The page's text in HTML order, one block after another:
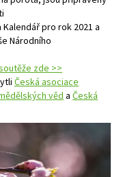
pro rok 2021 a
Národního
zde >>
Česká asociace
věd a Česká